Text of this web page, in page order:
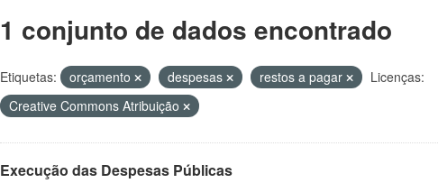
1 conjunto de dados encontrado
Etiquetas: orçamento despesas restos a pagar
Licenças:
Creative Commons Atribuição
Execução das Despesas Públicas